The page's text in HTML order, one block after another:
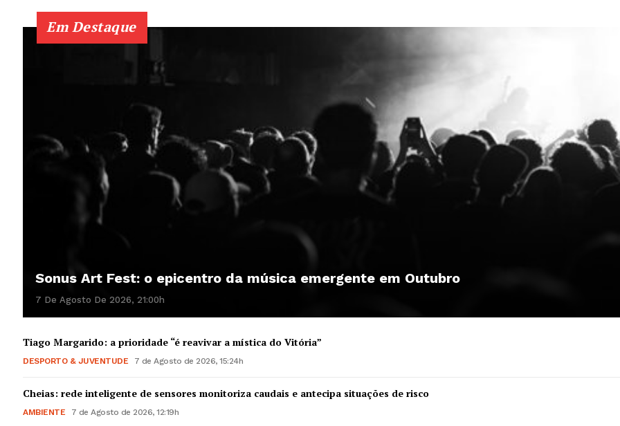
Em Destaque
Sonus Art Fest: o epicentro da música emergente em Outubro
7 De Agosto De 2026, 21:00h
Tiago Margarido: a prioridade “é reavivar a mística do Vitória”
DESPORTO & JUVENTUDE 7 de Agosto de 2026, 15:24h
Cheias: rede inteligente de sensores monitoriza caudais e antecipa situações de risco
AMBIENTE 7 de Agosto de 2026, 12:19h